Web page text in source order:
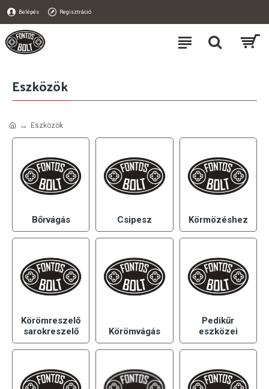
Belépés Regisztráció
Eszközök
Eszközök
Bőrvágás Csipesz Körmözéshez
Körömreszelő
sarokreszelő
Körömvágás
Pedikűr
eszközei